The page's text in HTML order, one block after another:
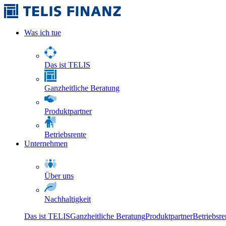
Was ich tue
Das ist TELIS
Ganzheitliche Beratung
Produktpartner
Betriebsrente
Unternehmen
Über uns
Nachhaltigkeit
Das ist TELISGanzheitliche BeratungProduktpartner